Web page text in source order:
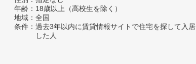
年齢：18歳以上（高校生を除く）
地域：全国
条件：過去3年以内に賃貸情報サイトで住宅を探して入居
した人